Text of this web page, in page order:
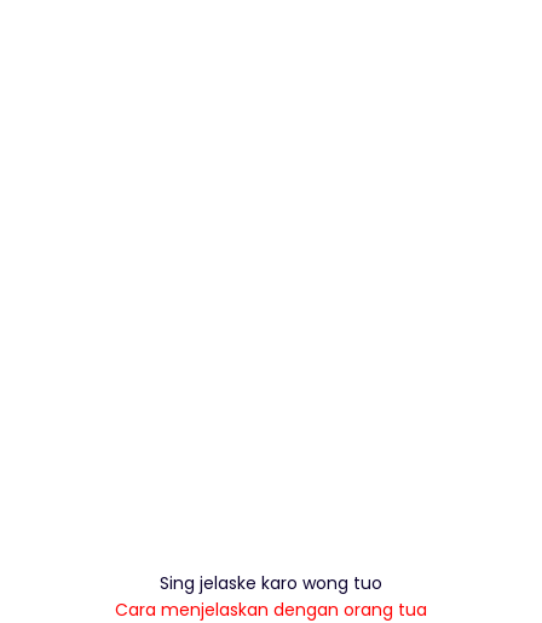
Sing jelaske karo wong tuo
Cara menjelaskan dengan orang tua